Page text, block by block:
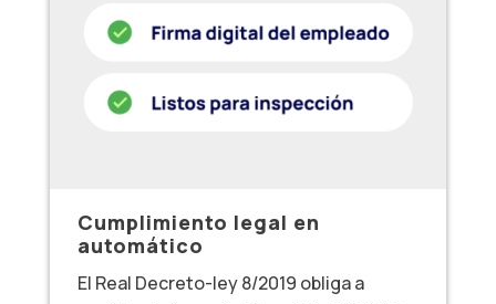
Cumplimiento legal en
automático
El Real Decreto-ley 8/2019 obliga a